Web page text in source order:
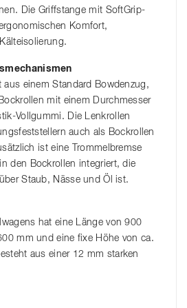
Die Griffstange mit SoftGrip-
Komfort,
aus einem Standard Bowdenzug,
mit einem Durchmesser
Vollgummi. Die Lenkrollen
auch als Bockrollen
ist eine Trommelbremse
den Bockrollen integriert, die
Staub, Nässe und Öl ist.
hat eine Länge von 900
mm und eine fixe Höhe von ca.
aus einer 12 mm starken